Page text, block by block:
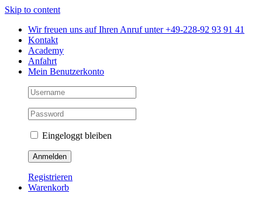
Skip to content
Wir freuen uns auf Ihren Anruf unter +49-228-92 93 91 41
Kontakt
Academy
Anfahrt
Mein Benutzerkonto
Eingeloggt bleiben
Registrieren
Warenkorb